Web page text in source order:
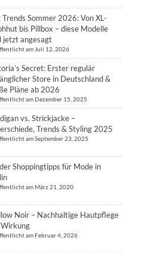
Trends Sommer 2026: Von XL-
bis Pillbox – diese Modelle
jetzt angesagt
am Juli 12, 2026
Secret: Erster regulär
Store in Deutschland &
Pläne ab 2026
am Dezember 15, 2025
vs. Strickjacke –
Trends & Styling 2025
am September 23, 2025
Shoppingtipps für Mode in
am März 21, 2020
Noir – Nachhaltige Hautpflege
am Februar 4, 2026